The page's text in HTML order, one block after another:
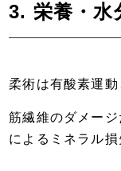
3. 栄養・水
柔術は有酸素運動
筋繊維のダメー
によるミネラル損